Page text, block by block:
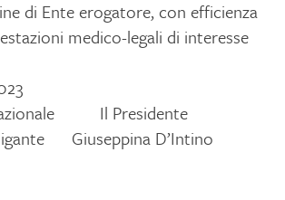
di Ente erogatore, con efficienza
medico-legali di interesse
Il Presidente
Giuseppina D’Intino